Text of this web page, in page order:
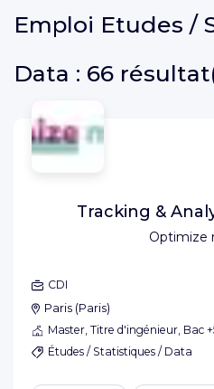
Emploi Etudes /
Data : 66
Optimize
Tracking &
CDI
Paris (Paris)
Master, Titre d'ingénieur, Bac
Études / Statistiques / Data